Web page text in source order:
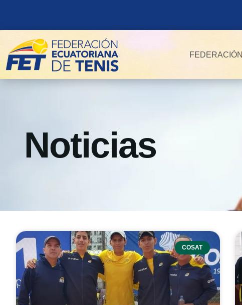
FEDERACIÓN
Noticias
COSAT